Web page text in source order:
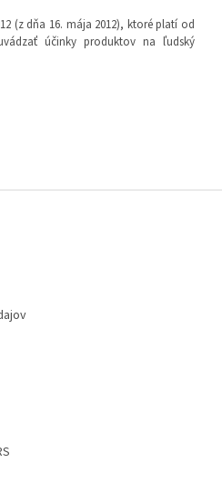
(z dňa 16. mája 2012), ktoré platí od
účinky produktov na ľudský